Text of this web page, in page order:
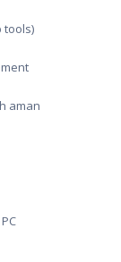
tools)
aman